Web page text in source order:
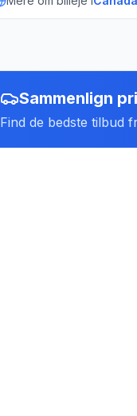
Sammenlign
Find de bedste tilbud